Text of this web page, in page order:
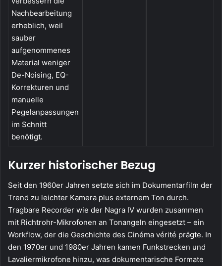
Nachbearbeitung
erheblich, weil
sauber
aufgenommenes
Material weniger
De-Noising, EQ-
Korrekturen und
manuelle
Pegelanpassungen
im Schnitt
benötigt.
Kurzer historischer Bezug
Seit den 1960er Jahren setzte sich im Dokumentarfilm der
Trend zu leichter Kamera plus externem Ton durch.
Tragbare Recorder wie der Nagra IV wurden zusammen
mit Richtrohr-Mikrofonen an Tonangeln eingesetzt – ein
Workflow, der die Geschichte des Cinéma vérité prägte. In
den 1970er und 1980er Jahren kamen Funkstrecken und
Lavaliermikrofone hinzu, was dokumentarische Formate